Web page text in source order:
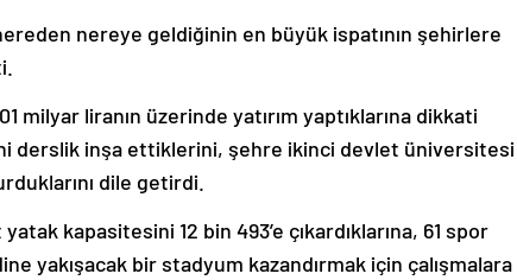
nereye geldiğinin en büyük ispatının şehirlere
milyar liranın üzerinde yatırım yaptıklarına dikkati
derslik inşa ettiklerini, şehre ikinci devlet üniversitesi
dile getirdi.
kapasitesini 12 bin 493’e çıkardıklarına, 61 spor
yakışacak bir stadyum kazandırmak için çalışmalara